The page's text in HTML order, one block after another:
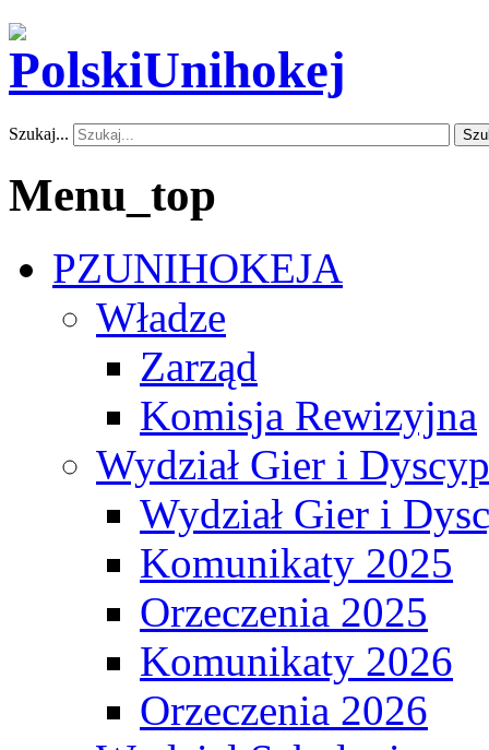
Szukaj...
Menu_top
PZUNIHOKEJA
Władze
Zarząd
Komisja Rewizyjna
Wydział Gier i
Wydział Gier i
Komunikaty 2025
Orzeczenia 2025
Komunikaty 2026
Orzeczenia 2026